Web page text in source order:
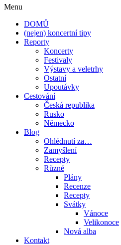
Menu
DOMŮ
(nejen) koncertní tipy
Reporty
Koncerty
Festivaly
Výstavy a veletrhy
Ostatní
Upoutávky
Cestování
Česká republika
Rusko
Německo
Blog
Ohlédnutí za…
Zamyšlení
Recepty
Různé
Plány
Recenze
Recepty
Svátky
Vánoce
Velikonoce
Nová alba
Kontakt